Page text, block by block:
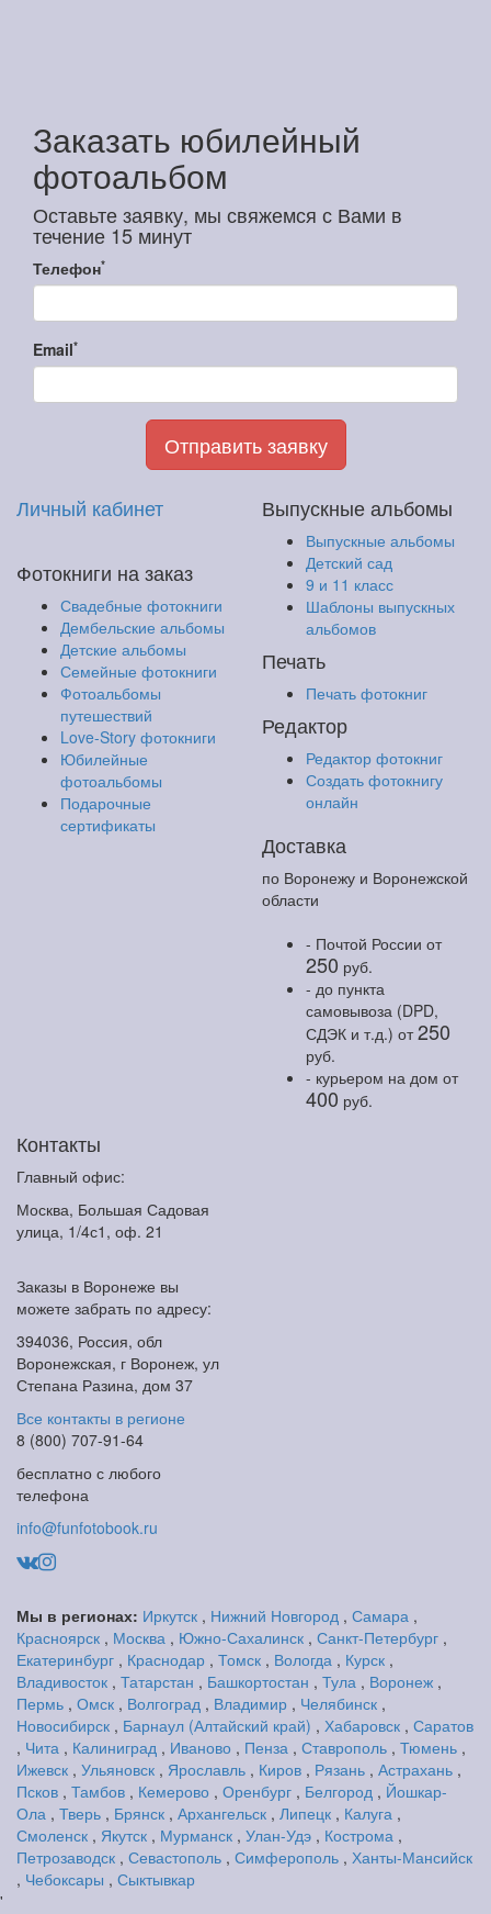
Заказать юбилейный
фотоальбом
Оставьте заявку, мы свяжемся с Вами в
течение 15 минут
Телефон*
Email*
Отправить заявку
Личный кабинет
Фотокниги на заказ
Свадебные фотокниги
Дембельские альбомы
Детские альбомы
Семейные фотокниги
Фотоальбомы
путешествий
Love-Story фотокниги
Юбилейные
фотоальбомы
Подарочные
сертификаты
Выпускные альбомы
Выпускные альбомы
Детский сад
9 и 11 класс
Шаблоны выпускных
альбомов
Печать
Печать фотокниг
Редактор
Редактор фотокниг
Создать фотокнигу
онлайн
Доставка
по Воронежу и Воронежской
области
- Почтой России от
250 руб.
- до пункта
самовывоза (DPD,
СДЭК и т.д.) от250
руб.
- курьером на дом от
400 руб.
Контакты
Главный офис:
Москва, Большая Садовая
улица, 1/4с1, оф. 21
Заказы в Воронеже вы
можете забрать по адресу:
394036, Россия, обл
Воронежская, г Воронеж, ул
Степана Разина, дом 37
Все контакты в регионе
8 (800) 707-91-64
бесплатно с любого
телефона
info@funfotobook.ru
Мы в регионах: Иркутск , Нижний Новгород , Самара ,
Красноярск , Москва , Южно-Сахалинск , Санкт-Петербург ,
Екатеринбург , Краснодар , Томск , Вологда , Курск ,
Владивосток , Татарстан , Башкортостан , Тула , Воронеж ,
Пермь , Омск , Волгоград , Владимир , Челябинск ,
Новосибирск , Барнаул (Алтайский край) , Хабаровск , Саратов
, Чита , Калиниград , Иваново , Пенза , Ставрополь , Тюмень ,
Ижевск , Ульяновск , Ярославль , Киров , Рязань , Астрахань ,
Псков , Тамбов , Кемерово , Оренбург , Белгород , Йошкар-
Ола , Тверь , Брянск , Архангельск , Липецк , Калуга ,
Смоленск , Якутск , Мурманск , Улан-Удэ , Кострома ,
Петрозаводск , Севастополь , Симферополь , Ханты-Мансийск
, Чебоксары , Сыктывкар
'